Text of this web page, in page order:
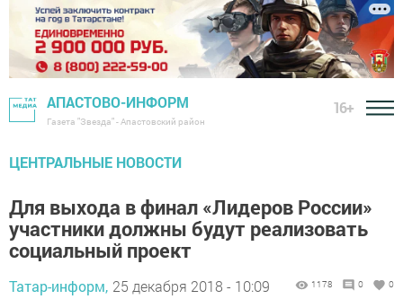
АПАСТОВО-ИНФОРМ
Газета "Звезда" - Апастовский район
16+
ЦЕНТРАЛЬНЫЕ НОВОСТИ
Для выхода в финал «Лидеров России»
участники должны будут реализовать
социальный проект
Татар-информ, 25 декабря 2018 - 10:09 1178 0 0